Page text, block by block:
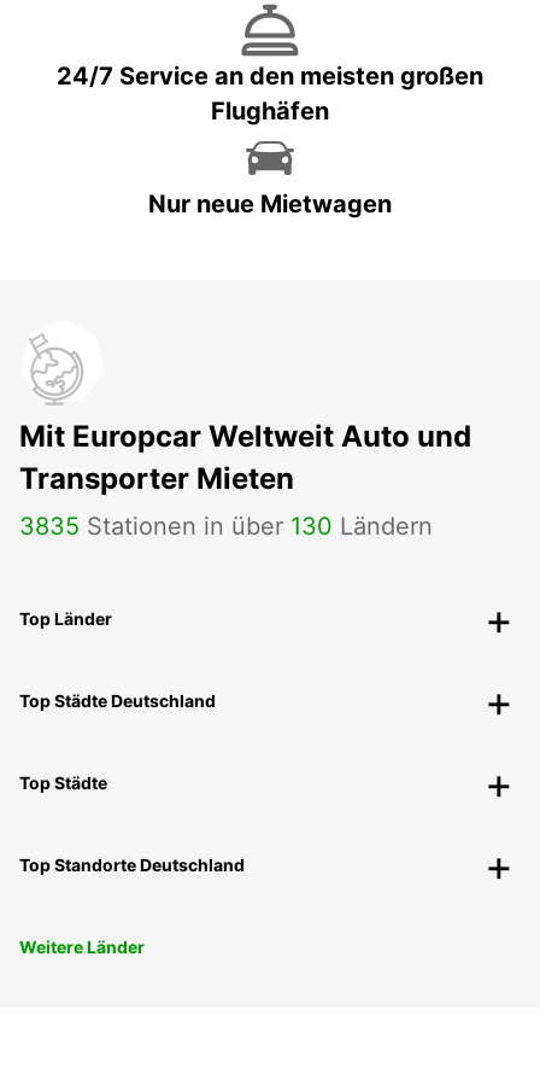
24/7 Service an den meisten großen
Flughäfen
Nur neue Mietwagen
Mit Europcar Weltweit Auto und
Transporter Mieten
3835 Stationen in über 130 Ländern
Top Länder
Top Städte Deutschland
Top Städte
Top Standorte Deutschland
Weitere Länder